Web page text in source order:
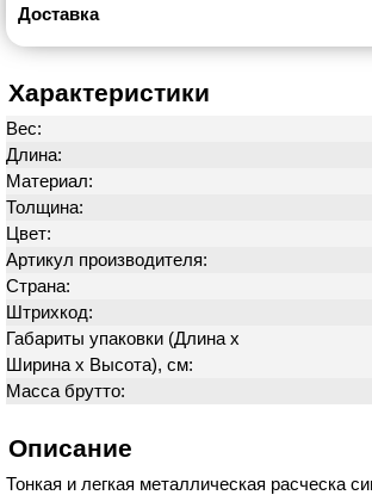
Доставка
Характеристики
Вес:
Длина:
Материал:
Толщина:
Цвет:
Артикул производителя:
Страна:
Штрихкод:
Габариты упаковки (Длина х
Ширина х Высота), см:
Масса брутто:
Описание
Тонкая и легкая металлическая расческа